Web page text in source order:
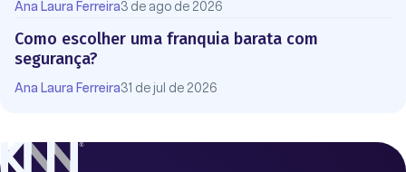
Ana Laura Ferreira3 de ago de 2026
Como escolher uma franquia barata com
segurança?
Ana Laura Ferreira31 de jul de 2026